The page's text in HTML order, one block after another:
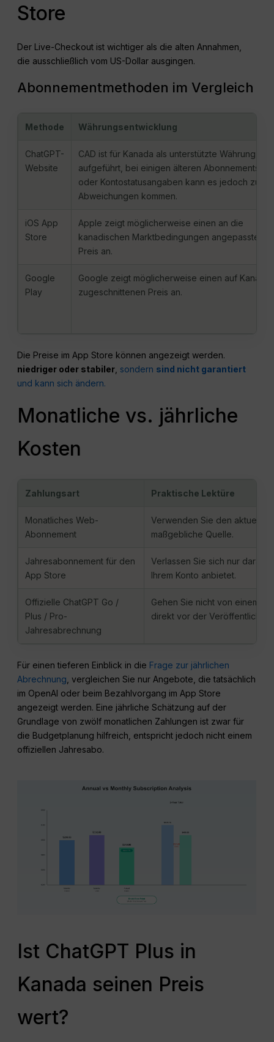
Store
Der Live-Checkout ist wichtiger als die alten Annahmen,
die ausschließlich vom US-Dollar ausgingen.
Abonnementmethoden im Vergleich
Methode Währungsentwicklung
ChatGPT-
Website
CAD ist für Kanada als unterstützte Währung
aufgeführt, bei einigen älteren Abonnements
oder Kontostatusangaben kann es jedoch zu
Abweichungen kommen.
iOS App
Store
Apple zeigt möglicherweise einen an die
kanadischen Marktbedingungen angepassten
Preis an.
Google
Play
Google zeigt möglicherweise einen auf Kanada
zugeschnittenen Preis an.
Die Preise im App Store können angezeigt werden.
niedriger oder stabiler sondern sind nicht garantiert
und kann sich ändern.
Monatliche vs. jährliche
Kosten
Zahlungsart Praktische Lektüre
Monatliches Web-
Abonnement
Verwenden Sie den aktuellen
maßgebliche Quelle.
Jahresabonnement für den
App Store
Verlassen Sie sich nur
Ihrem Konto anbietet.
Offizielle ChatGPT Go /
Plus / Pro-
Jahresabrechnung
Gehen Sie nicht von einem
direkt vor der
Für einen tieferen Einblick in die Frage zur jährlichen
Abrechnung , vergleichen Sie nur Angebote, die tatsächlich
im OpenAI oder beim Bezahlvorgang im App Store
angezeigt werden. Eine jährliche Schätzung auf der
Grundlage von zwölf monatlichen Zahlungen ist zwar für
die Budgetplanung hilfreich, entspricht jedoch nicht einem
offiziellen Jahresabo.
Ist ChatGPT Plus in
Kanada seinen Preis
wert?